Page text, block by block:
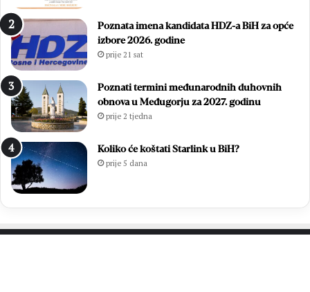
Poznata imena kandidata HDZ-a BiH za opće
izbore 2026. godine
prije 21 sat
Poznati termini međunarodnih duhovnih
obnova u Međugorju za 2027. godinu
prije 2 tjedna
Koliko će koštati Starlink u BiH?
prije 5 dana